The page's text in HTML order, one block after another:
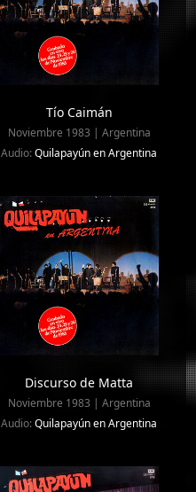
Tío Caimán
Noviembre 1983 | Argentina
Audio:Quilapayún en Argentina
Discurso de Matta
Noviembre 1983 | Argentina
Audio:Quilapayún en Argentina